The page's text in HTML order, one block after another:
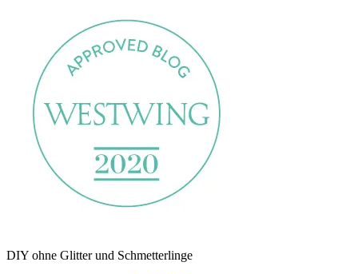
DIY ohne Glitter und Schmetterlinge